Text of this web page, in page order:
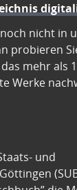
nicht in
probieren
mehr als
Werke
und